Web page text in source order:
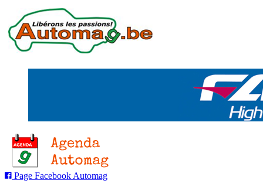
Page Facebook Automag